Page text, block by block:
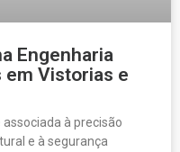
Engenharia
em Vistorias e
à precisão
e à segurança